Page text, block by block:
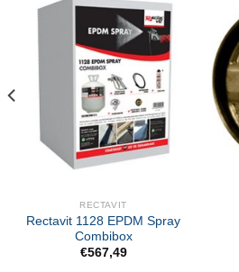
RECTAVIT
Rectavit 1128 EPDM Spray
Combibox
€567,49